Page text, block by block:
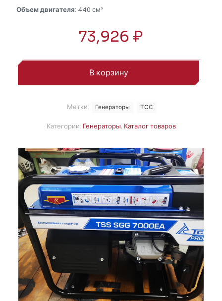
Объем двигателя: 440 см³
73,926 ₽
В корзину
Категории: Генераторы, Каталог товаров
Метки: Генераторы ТСС